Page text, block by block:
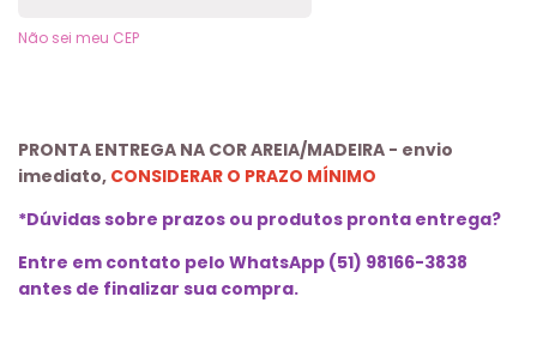
Não sei meu CEP
PRONTA ENTREGA NA COR AREIA/MADEIRA - envio
imediato, CONSIDERAR O PRAZO MÍNIMO
*Dúvidas sobre prazos ou produtos pronta entrega?
Entre em contato pelo WhatsApp (51) 98166-3838
antes de finalizar sua compra.